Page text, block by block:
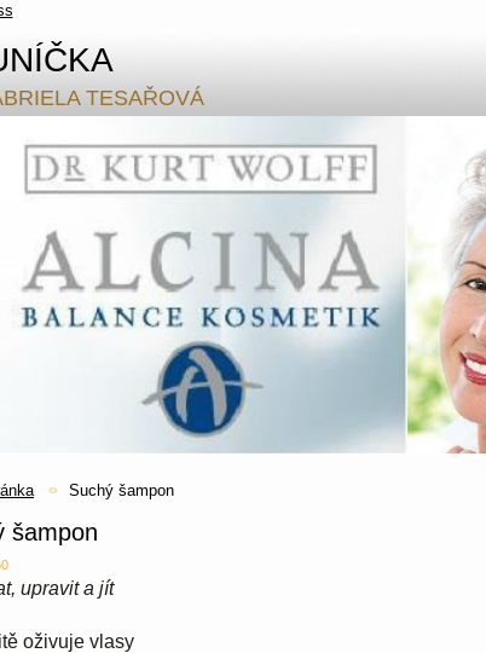
TESAŘOVÁ
Suchý šampon
šampon
upravit a jít
oživuje vlasy